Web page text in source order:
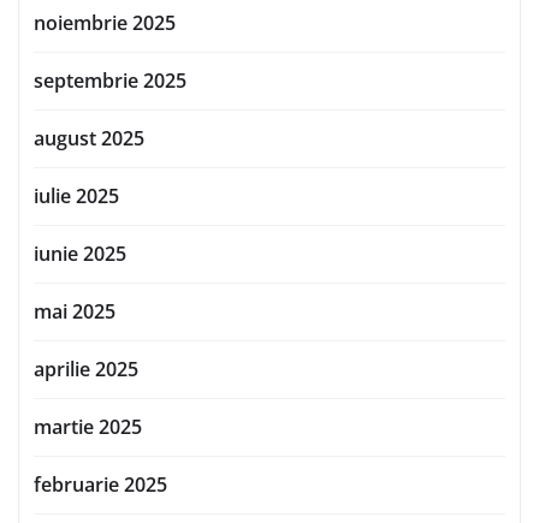
noiembrie 2025
septembrie 2025
august 2025
iulie 2025
iunie 2025
mai 2025
aprilie 2025
martie 2025
februarie 2025